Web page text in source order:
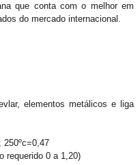
que conta com o melhor em
do mercado internacional.
elementos metálicos e liga
250ºc=0,47
requerido 0 a 1,20)